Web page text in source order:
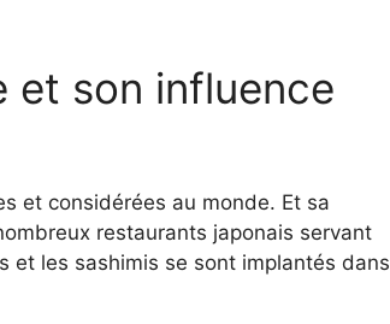
et son influence
et considérées au monde. Et sa
restaurants japonais servant
et les sashimis se sont implantés dans